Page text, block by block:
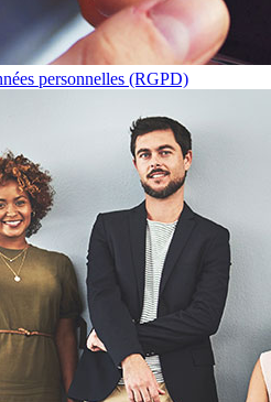
personnelles (RGPD)